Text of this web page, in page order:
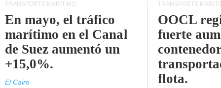
TRANSPORTE MARÍTIMO
En mayo, el tráfico
marítimo en el Canal
de Suez aumentó un
+15,0%.
El Cairo
TRANSPORTE
OOCL
fuerte
flota.